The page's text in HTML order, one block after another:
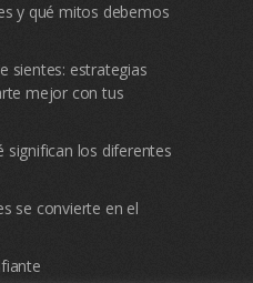
y qué mitos debemos
sientes: estrategias
mejor con tus
significan los diferentes
se convierte en el